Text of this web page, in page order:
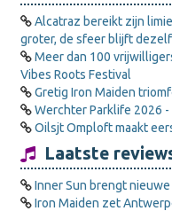
Alcatraz bereikt zijn
groter, de sfeer blijft
Meer dan 100
Vibes Roots Festival
Gretig Iron Maiden
Werchter Parklife 2026
Oilsjt Omploft maakt
Laatste
Inner Sun brengt
Iron Maiden zet